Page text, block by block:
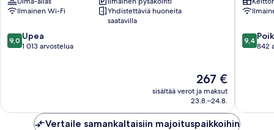
West
Yellowstone
Ilmainen Wi-Fi
Yhdistettäviä huoneita
saatavilla
9.0
kautta
9,0 Upea
1 013 arvostelua
Hinta
on
267 €
267 €
sisältää verot ja maksut
23.8.–24.8.
West
9.4
kautta
9,4
842
Vertaile samankaltaisiin majoituspaikkoihin